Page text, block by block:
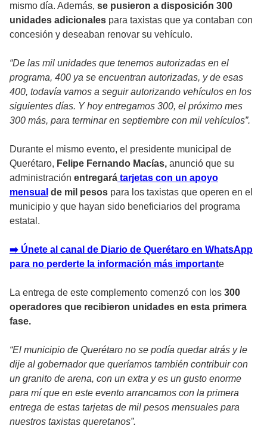
mismo día. Además, se pusieron a disposición 300
unidades adicionales para taxistas que ya contaban con
concesión y deseaban renovar su vehículo.
“De las mil unidades que tenemos autorizadas en el
programa, 400 ya se encuentran autorizadas, y de esas
400, todavía vamos a seguir autorizando vehículos en los
siguientes días. Y hoy entregamos 300, el próximo mes
300 más, para terminar en septiembre con mil vehículos”.
Durante el mismo evento, el presidente municipal de
Querétaro, Felipe Fernando Macías, anunció que su
administración entregará tarjetas con un apoyo
mensual de mil pesos para los taxistas que operen en el
municipio y que hayan sido beneficiarios del programa
estatal.
➡️ Únete al canal de Diario de Querétaro en WhatsApp
para no perderte la información más importante
La entrega de este complemento comenzó con los 300
operadores que recibieron unidades en esta primera
fase.
“El municipio de Querétaro no se podía quedar atrás y le
dije al gobernador que queríamos también contribuir con
un granito de arena, con un extra y es un gusto enorme
para mí que en este evento arrancamos con la primera
entrega de estas tarjetas de mil pesos mensuales para
nuestros taxistas queretanos”.